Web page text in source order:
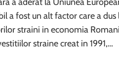
a fost un alt factor care a dus
straini in economia
straine creat in 1991,…